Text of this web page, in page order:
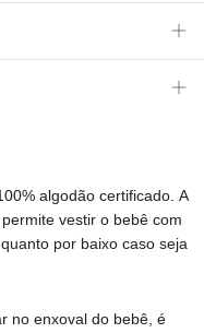
algodão certificado. A
vestir o bebê com
por baixo caso seja
no enxoval do bebê, é